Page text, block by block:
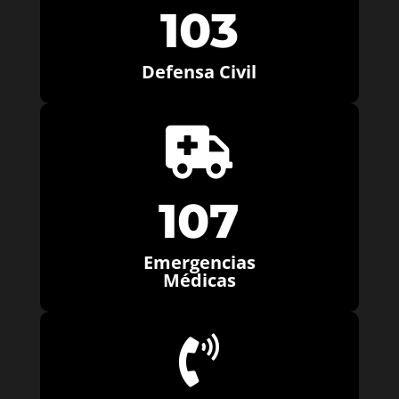
103
Defensa Civil

107
Emergencias
Médicas
